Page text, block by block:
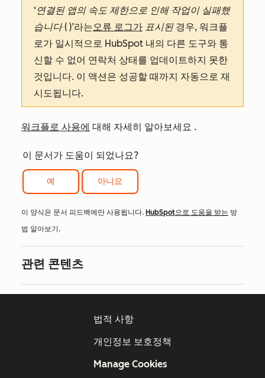
‘연결된 앱의 속도 제한으로 인해 작업이 실패했
습니다( )’라는오류 로그가 표시된 경우, 워크플
로가 일시적으로 HubSpot 내의 다른 도구와 통
신할 수 없어 연락처 상태를 업데이트하지 못한
것입니다. 이 액션은 성공할 때까지 자동으로 재
시도됩니다.
워크플로 사용에 대해 자세히 알아보세요 .
이 문서가 도움이 되었나요?
예 아니요
이 양식은 문서 피드백에만 사용됩니다. HubSpot으로 도움을 받는 방
법 알아보기.
관련 콘텐츠
법적 사항
개인정보 보호정책
Manage Cookies